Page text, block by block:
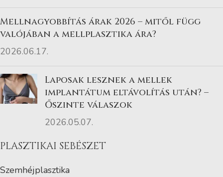
Mellnagyobbítás árak 2026 – mitől függ
valójában a mellplasztika ára?
2026.06.17.
Laposak lesznek a mellek
implantátum eltávolítás után? –
Őszinte válaszok
2026.05.07.
PLASZTIKAI SEBÉSZET
Szemhéjplasztika